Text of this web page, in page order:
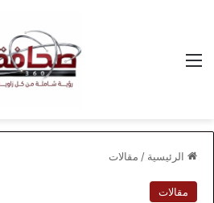
الرئيسية / مقالات
مقالات